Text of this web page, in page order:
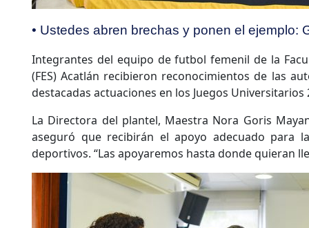
• Ustedes abren brechas y ponen el ejemplo:
Integrantes del equipo de futbol femenil de la
(FES) Acatlán recibieron reconocimientos de las
destacadas actuaciones en los Juegos Universitarios
La Directora del plantel, Maestra Nora Goris
aseguró que recibirán el apoyo adecuado para
deportivos. “Las apoyaremos hasta donde quieran